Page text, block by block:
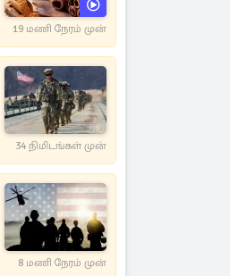
19 மணி நேரம் முன்
34 நிமிடங்கள் முன்
8 மணி நேரம் முன்